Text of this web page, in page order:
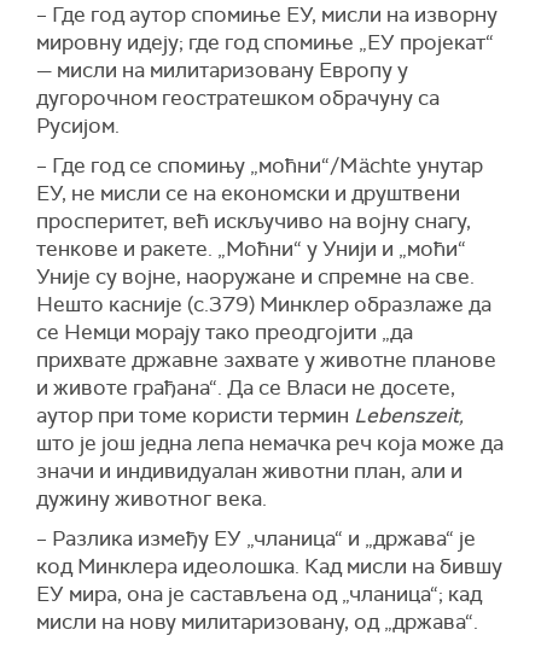
– Где год аутор спомиње ЕУ, мисли на изворну
мировну идеју; где год спомиње „ЕУ пројекат“
— мисли на милитаризовану Европу у
дугорочном геостратешком обрачуну са
Русијом.
– Где год се спомињу „моћни“/Mächte унутар
ЕУ, не мисли се на економски и друштвени
просперитет, већ искључиво на војну снагу,
тенкове и ракете. „Моћни“ у Унији и „моћи“
Уније су војне, наоружане и спремне на све.
Нешто касније (с.379) Минклер образлаже да
се Немци морају тако преодгојити „да
прихвате државне захвате у животне планове
и животе грађана“. Да се Власи не досете,
аутор при томе користи термин Lebenszeit,
што је још једна лепа немачка реч која може да
значи и индивидуалан животни план, али и
дужину животног века.
– Разлика између ЕУ „чланица“ и „држава“ је
код Минклера идеолошка. Кад мисли на бившу
ЕУ мира, она је састављена од „чланица“; кад
мисли на нову милитаризовану, од „држава“.